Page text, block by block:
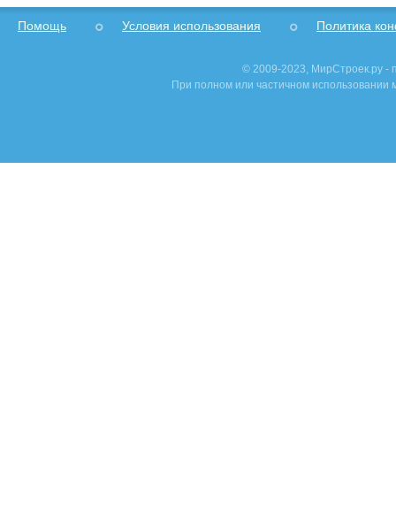
Помощь Условия использования Политика
© 2009-2023, МирСтроек.ру -
При полном или частичном использовании